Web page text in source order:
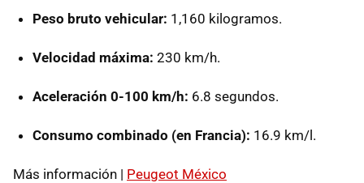
Peso bruto vehicular: 1,160 kilogramos.
Velocidad máxima: 230 km/h.
Aceleración 0-100 km/h: 6.8 segundos.
Consumo combinado (en Francia): 16.9 km/l.
Más información | Peugeot México